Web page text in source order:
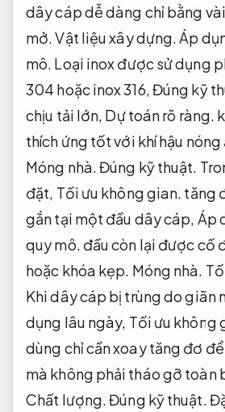
dây cáp dễ dàng chỉ bằng
mở.Vật liệu xây dựng. Áp
mô. Loại inox được sử dụng
304 hoặc inox 316, Đúng kỹ
chịu tải lớn, Dự toán rõ ràng.
thích ứng tốt với khí hậu nóng
Móng nhà. Đúng kỹ thuật.
đặt, Tối ưu không gian. tăng
gắn tại một đầu dây cáp, Áp
quy mô. đầu còn lại được cố
hoặc khóa kẹp. Móng nhà.
Khi dây cáp bị trùng do giãn
dụng lâu ngày, Tối ưu không
dùng chỉ cần xoay tăng đơ
mà không phải tháo gỡ toàn
Chất lượng. Đúng kỹ thuật.